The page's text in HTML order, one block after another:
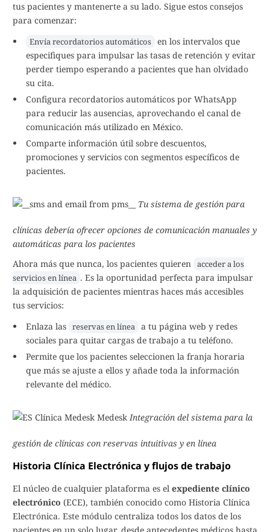
tus pacientes y mantenerte a su lado. Sigue estos consejos
para comenzar:
Envía recordatorios automáticos en los intervalos que
especifiques para impulsar las tasas de retención y evitar
perder tiempo esperando a pacientes que han olvidado
su cita.
Configura recordatorios automáticos por WhatsApp
para reducir las ausencias, aprovechando el canal de
comunicación más utilizado en México.
Comparte información útil sobre descuentos,
promociones y servicios con segmentos específicos de
pacientes.
Tu sistema de gestión para
clínicas debería ofrecer opciones de comunicación manuales y
automáticas para los pacientes
Ahora más que nunca, los pacientes quieren acceder a los
servicios en línea . Es la oportunidad perfecta para impulsar
la adquisición de pacientes mientras haces más accesibles
tus servicios:
Enlaza las reservas en línea a tu página web y redes
sociales para quitar cargas de trabajo a tu teléfono.
Permite que los pacientes seleccionen la franja horaria
que más se ajuste a ellos y añade toda la información
relevante del médico.
Integración del sistema para la
gestión de clínicas con reservas intuitivas y en línea
Historia Clínica Electrónica y flujos de trabajo
El núcleo de cualquier plataforma es el expediente clínico
electrónico (ECE), también conocido como Historia Clínica
Electrónica. Este módulo centraliza todos los datos de los